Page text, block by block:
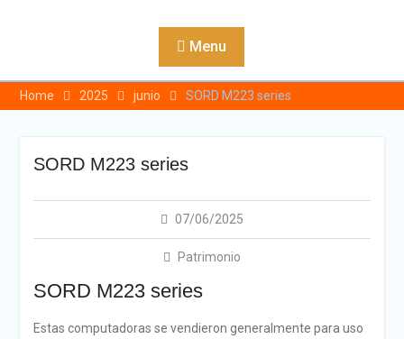
Menu
Home 2025 junio SORD M223 series
SORD M223 series
07/06/2025
Patrimonio
SORD M223 series
Estas computadoras se vendieron generalmente para uso